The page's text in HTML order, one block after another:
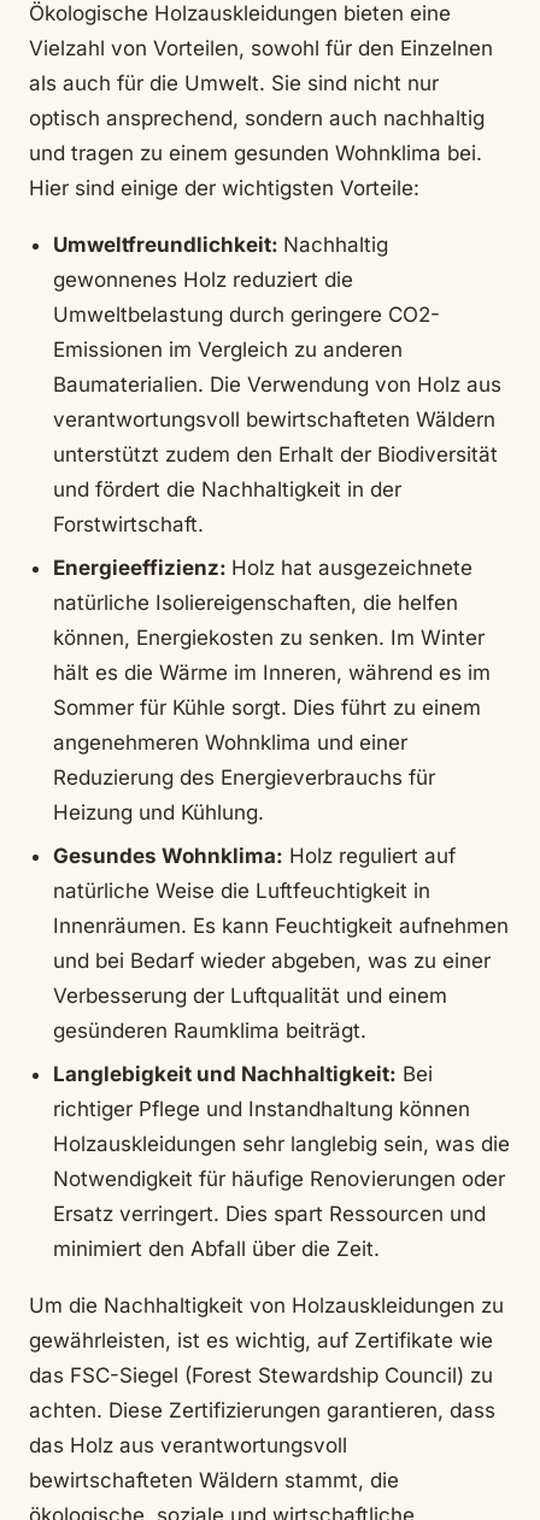
Ökologische Holzauskleidungen bieten eine
Vielzahl von Vorteilen, sowohl für den Einzelnen
als auch für die Umwelt. Sie sind nicht nur
optisch ansprechend, sondern auch nachhaltig
und tragen zu einem gesunden Wohnklima bei.
Hier sind einige der wichtigsten Vorteile:
Umweltfreundlichkeit: Nachhaltig
gewonnenes Holz reduziert die
Umweltbelastung durch geringere CO2-
Emissionen im Vergleich zu anderen
Baumaterialien. Die Verwendung von Holz aus
verantwortungsvoll bewirtschafteten Wäldern
unterstützt zudem den Erhalt der Biodiversität
und fördert die Nachhaltigkeit in der
Forstwirtschaft.
Energieeffizienz: Holz hat ausgezeichnete
natürliche Isoliereigenschaften, die helfen
können, Energiekosten zu senken. Im Winter
hält es die Wärme im Inneren, während es im
Sommer für Kühle sorgt. Dies führt zu einem
angenehmeren Wohnklima und einer
Reduzierung des Energieverbrauchs für
Heizung und Kühlung.
Gesundes Wohnklima: Holz reguliert auf
natürliche Weise die Luftfeuchtigkeit in
Innenräumen. Es kann Feuchtigkeit aufnehmen
und bei Bedarf wieder abgeben, was zu einer
Verbesserung der Luftqualität und einem
gesünderen Raumklima beiträgt.
Langlebigkeit und Nachhaltigkeit: Bei
richtiger Pflege und Instandhaltung können
Holzauskleidungen sehr langlebig sein, was die
Notwendigkeit für häufige Renovierungen oder
Ersatz verringert. Dies spart Ressourcen und
minimiert den Abfall über die Zeit.
Um die Nachhaltigkeit von Holzauskleidungen zu
gewährleisten, ist es wichtig, auf Zertifikate wie
das FSC-Siegel (Forest Stewardship Council) zu
achten. Diese Zertifizierungen garantieren, dass
das Holz aus verantwortungsvoll
bewirtschafteten Wäldern stammt, die
ökologische, soziale und wirtschaftliche